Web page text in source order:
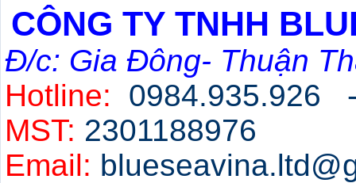
CÔNG TY TNHH
Đ/c: Gia Đông- Thuận
Hotline:
0984.935.926
MST: 2301188976
Email: